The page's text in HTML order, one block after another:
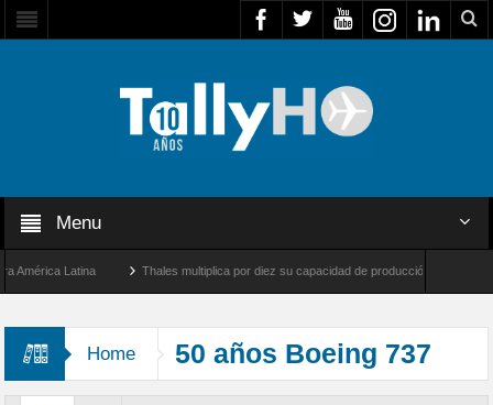
Menu
Latina Thales multiplica por diez su capacidad de producción de radares en
Home 50 años Boeing 737